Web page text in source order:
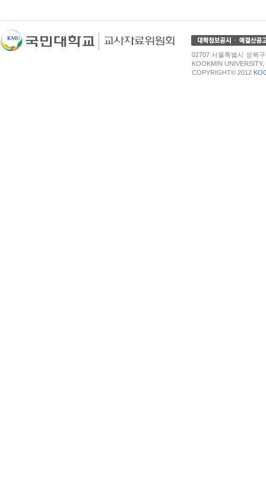
02707 서울특별시 성북
KOOKMIN
COPYRIGHT© 2012